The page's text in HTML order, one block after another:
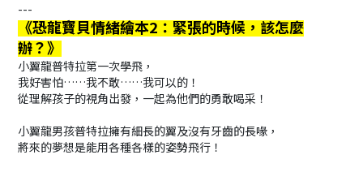
---
《恐龍寶貝情緒繪本2：緊張的時候，該怎麼
辦？》
小翼龍普特拉第一次學飛，
我好害怕……我不敢……我可以的！
從理解孩子的視角出發，一起為他們的勇敢喝采！
小翼龍男孩普特拉擁有細長的翼及沒有牙齒的長喙，
將來的夢想是能用各種各樣的姿勢飛行！